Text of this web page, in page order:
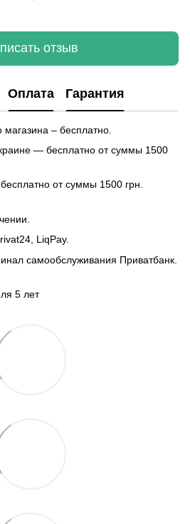
отзыв
Оплата Гарантия
– бесплатно.
— бесплатно от суммы 1500
от суммы 1500 грн.
LiqPay.
самообслуживания Приватбанк.
5 лет